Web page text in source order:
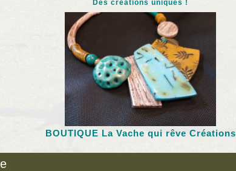
Des créations uniques !
BOUTIQUE La Vache qui rêve Créations